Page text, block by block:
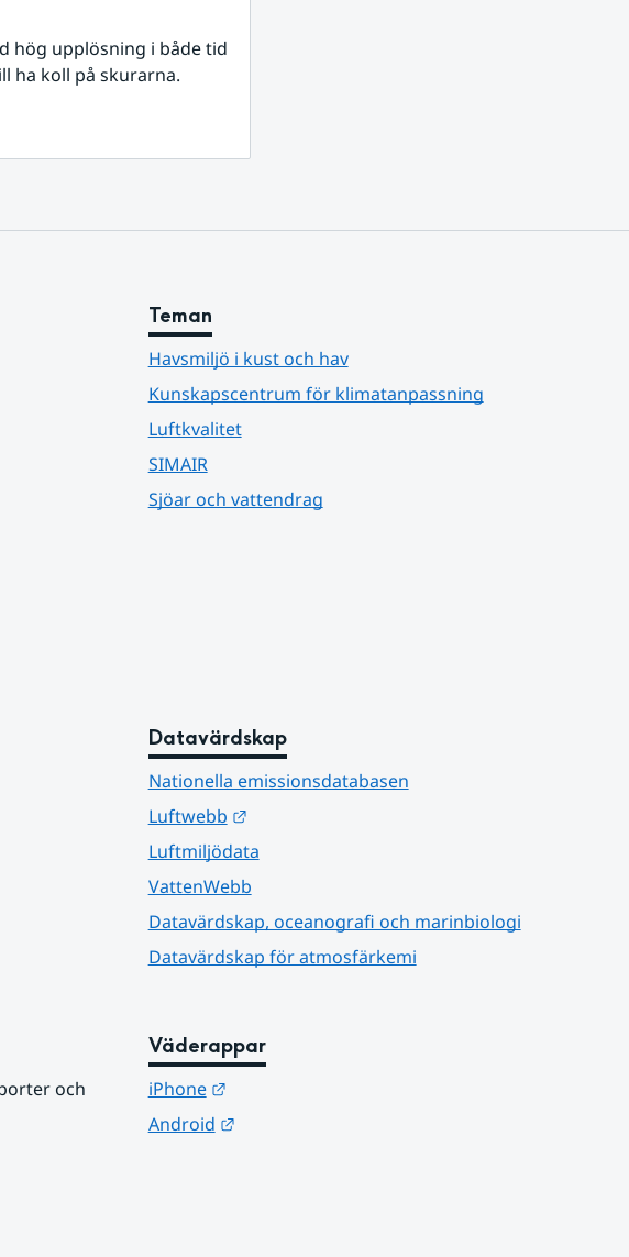
hög upplösning i både tid
ha koll på skurarna.
Teman
Havsmiljö i kust och hav
Kunskapscentrum för klimatanpassning
Luftkvalitet
SIMAIR
Sjöar och vattendrag
Datavärdskap
Nationella emissionsdatabasen
Luftwebb
Länk till annan webbplats.
Luftmiljödata
VattenWebb
Datavärdskap, oceanografi och marinbiologi
Datavärdskap för atmosfärkemi
och
Väderappar
iPhone
Länk till annan webbplats.
Android
Länk till annan webbplats.